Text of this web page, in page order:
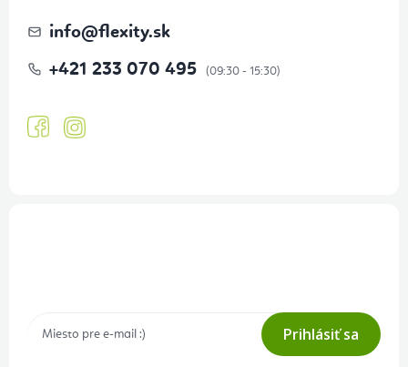
info@flexity.sk
+421 233 070 495
Prihlásiť sa